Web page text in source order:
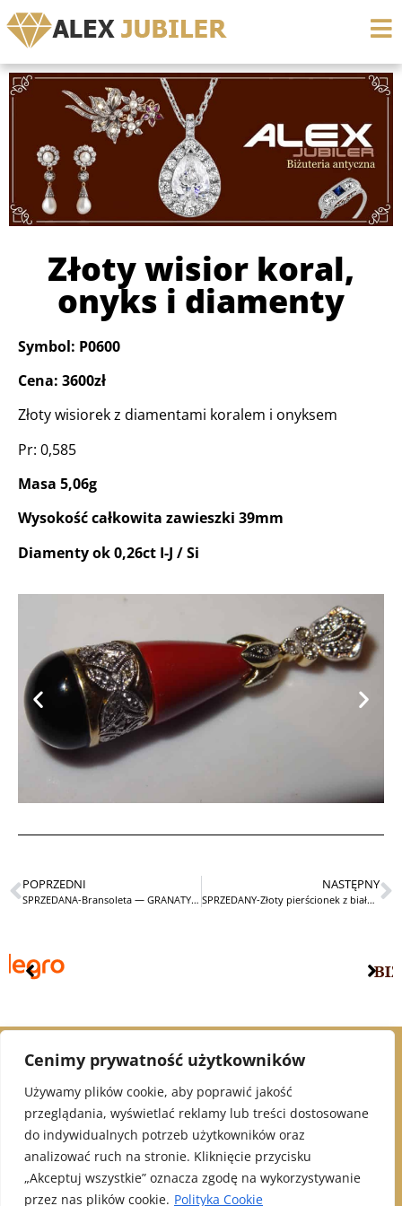
Cenimy prywatność użytkowników
Używamy plików cookie, aby poprawić jakość
przeglądania, wyświetlać reklamy lub treści dostosowane
do indywidualnych potrzeb użytkowników oraz
analizować ruch na stronie. Kliknięcie przycisku
„Akceptuj wszystkie” oznacza zgodę na wykorzystywanie
przez nas plików cookie. Polityka Cookie
Złoty wisior koral,
onyks i diamenty
Symbol: P0600
Cena: 3600zł
Złoty wisiorek z diamentami koralem i onyksem
Pr: 0,585
Masa 5,06g
Wysokość całkowita zawieszki 39mm
Diamenty ok 0,26ct I-J / Si
POPRZEDNI
SPRZEDANA-Bransoleta — GRANATY—STARA
NASTĘPNY
SPRZEDANY-Złoty pierścionek z białym szafirem i emalią CARSKA ROSJA
© 2021 Alex Jubiler
INFORMACJE:
Polityka Prywatności
Klauzula informacyjna - newsletter